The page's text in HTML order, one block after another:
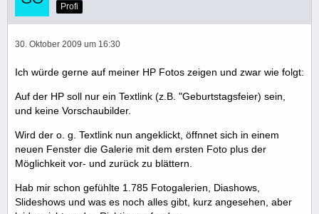
Profi
30. Oktober 2009 um 16:30
Ich würde gerne auf meiner HP Fotos zeigen und zwar wie folgt:
Auf der HP soll nur ein Textlink (z.B. "Geburtstagsfeier) sein,
und keine Vorschaubilder.
Wird der o. g. Textlink nun angeklickt, öffnnet sich in einem
neuen Fenster die Galerie mit dem ersten Foto plus der
Möglichkeit vor- und zurück zu blättern.
Hab mir schon gefühlte 1.785 Fotogalerien, Diashows,
Slideshows und was es noch alles gibt, kurz angesehen, aber